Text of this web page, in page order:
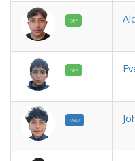
DEF
DEF
MED